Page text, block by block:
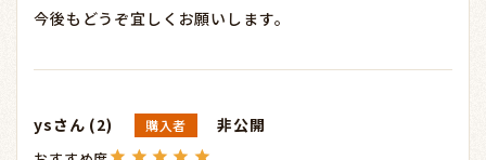
今後もどうぞ宜しくお願いします。
ys 2 購入者 非公開